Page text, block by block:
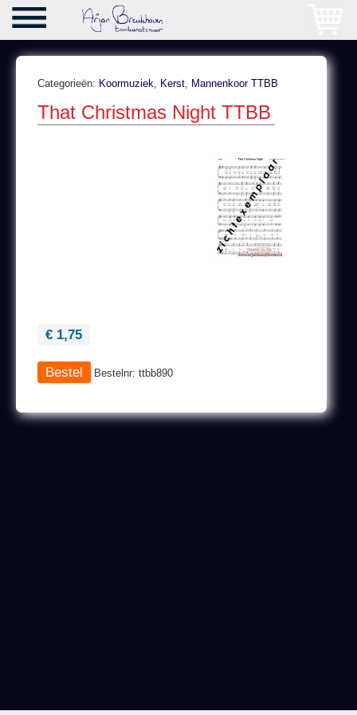
Categorieën: Koormuziek, Kerst, Mannenkoor TTBB
That Christmas Night TTBB
€ 1,75
Bestelnr: ttbb890